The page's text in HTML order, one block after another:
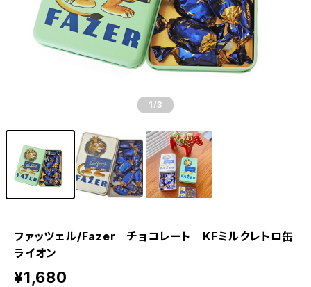
1 /3
ファッツェル/Fazer チョコレート KFミルクレトロ缶
ライオン
¥1,680